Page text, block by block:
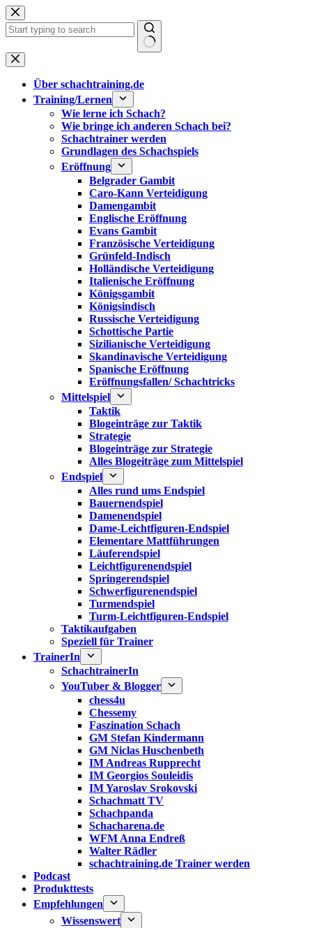
Zum
Inhalt
springen
Keine
Ergebnisse
Über schachtraining.de
Training/Lernen
Wie lerne ich Schach?
Wie bringe ich anderen Schach bei?
Schachtrainer werden
Grundlagen des Schachspiels
Eröffnung
Belgrader Gambit
Caro-Kann Verteidigung
Damengambit
Englische Eröffnung
Evans Gambit
Französische Verteidigung
Grünfeld-Indisch
Holländische Verteidigung
Italienische Eröffnung
Königsgambit
Königsindisch
Russische Verteidigung
Schottische Partie
Sizilianische Verteidigung
Skandinavische Verteidigung
Spanische Eröffnung
Eröffnungsfallen/ Schachtricks
Mittelspiel
Taktik
Blogeinträge zur Taktik
Strategie
Blogeinträge zur Strategie
Alles Blogeiträge zum Mittelspiel
Endspiel
Alles rund ums Endspiel
Bauernendspiel
Damenendspiel
Dame-Leichtfiguren-Endspiel
Elementare Mattführungen
Läuferendspiel
Leichtfigurenendspiel
Springerendspiel
Schwerfigurenendspiel
Turmendspiel
Turm-Leichtfiguren-Endspiel
Taktikaufgaben
Speziell für Trainer
TrainerIn
SchachtrainerIn
YouTuber & Blogger
chess4u
Chessemy
Faszination Schach
GM Stefan Kindermann
GM Niclas Huschenbeth
IM Andreas Rupprecht
IM Georgios Souleidis
IM Yaroslav Srokovski
Schachmatt TV
Schachpanda
Schacharena.de
WFM Anna Endreß
Walter Rädler
schachtraining.de Trainer werden
Podcast
Produkttests
Empfehlungen
Wissenswert